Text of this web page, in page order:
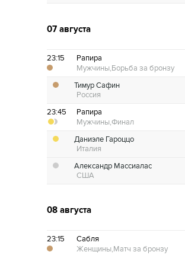
07 августа
23:15
Рапира
Мужчины,Борьба за бронзу
Тимур Сафин
Россия
23:45
Рапира
Мужчины,Финал
Даниэле Гароццо
Италия
Александр Массиалас
США
08 августа
23:15
Сабля
Женщины,Матч за бронзу